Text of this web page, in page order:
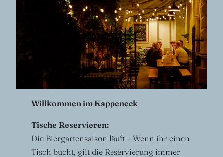
Willkommen im Kappeneck
Tische Reservieren:
Die Biergartensaison läuft – Wenn ihr einen
Tisch bucht, gilt die Reservierung immer